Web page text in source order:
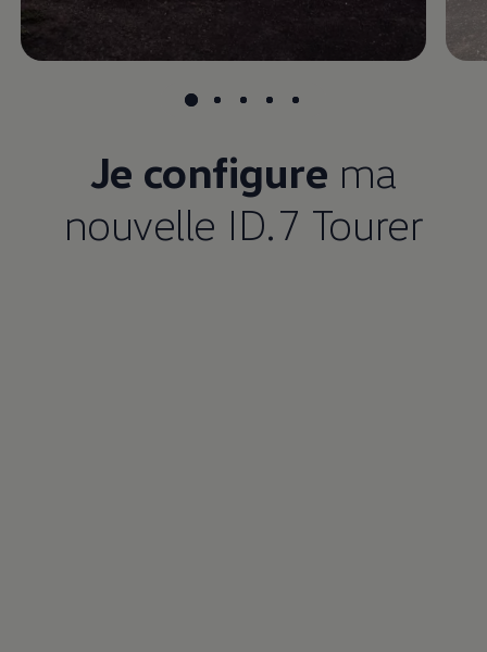
Je configure ma
nouvelle ID.7 Tourer